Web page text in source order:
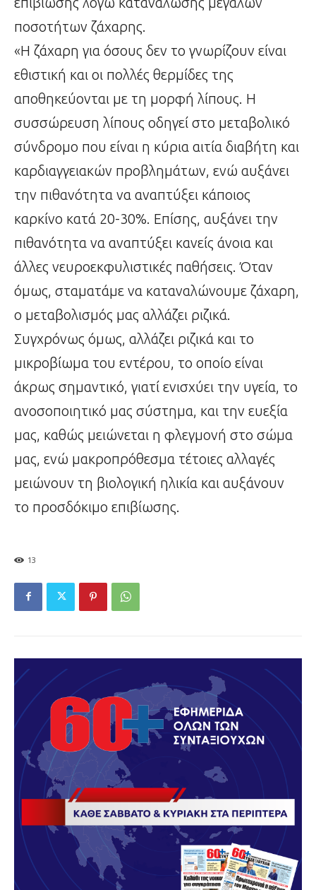
ποσοτήτων ζάχαρης.
«Η ζάχαρη για όσους δεν το γνωρίζουν είναι
εθιστική και οι πολλές θερμίδες της
αποθηκεύονται με τη μορφή λίπους. Η
συσσώρευση λίπους οδηγεί στο μεταβολικό
σύνδρομο που είναι η κύρια αιτία διαβήτη και
καρδιαγγειακών προβλημάτων, ενώ αυξάνει
την πιθανότητα να αναπτύξει κάποιος
καρκίνο κατά 20-30%. Επίσης, αυξάνει την
πιθανότητα να αναπτύξει κανείς άνοια και
άλλες νευροεκφυλιστικές παθήσεις. Όταν
όμως, σταματάμε να καταναλώνουμε ζάχαρη,
ο μεταβολισμός μας αλλάζει ριζικά.
Συγχρόνως όμως, αλλάζει ριζικά και το
μικροβίωμα του εντέρου, το οποίο είναι
άκρως σημαντικό, γιατί ενισχύει την υγεία, το
ανοσοποιητικό μας σύστημα, και την ευεξία
μας, καθώς μειώνεται η φλεγμονή στο σώμα
μας, ενώ μακροπρόθεσμα τέτοιες αλλαγές
μειώνουν τη βιολογική ηλικία και αυξάνουν
το προσδόκιμο επιβίωσης.
13